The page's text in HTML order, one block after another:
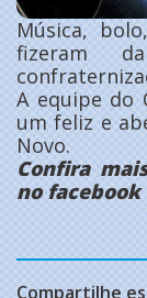
Música,
fizeram
A equipe do
um feliz e
Novo.
Confira
no facebook
Compartilhe